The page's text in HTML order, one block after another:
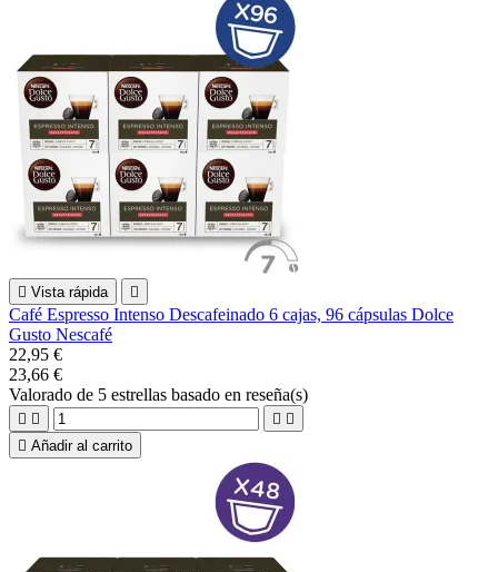
 Vista rápida 
Café Espresso Intenso Descafeinado 6 cajas, 96 cápsulas Dolce
Gusto Nescafé
22,95 €
23,66 €
Valorado de 5 estrellas basado en reseña(s)
   
 Añadir al carrito